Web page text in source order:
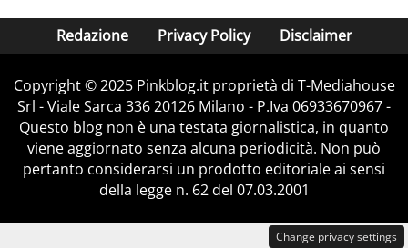
Redazione Privacy Policy Disclaimer
Copyright © 2025 Pinkblog.it proprietà di T-Mediahouse
Srl - Viale Sarca 336 20126 Milano - P.Iva 06933670967 -
Questo blog non è una testata giornalistica, in quanto
viene aggiornato senza alcuna periodicità. Non può
pertanto considerarsi un prodotto editoriale ai sensi
della legge n. 62 del 07.03.2001
Change privacy settings